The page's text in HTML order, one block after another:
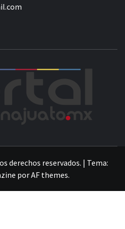
derechos reservados. | Tema:
porAF themes.